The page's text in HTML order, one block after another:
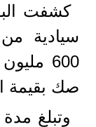
كشفت
سيادية
صك بقيمة اسمية